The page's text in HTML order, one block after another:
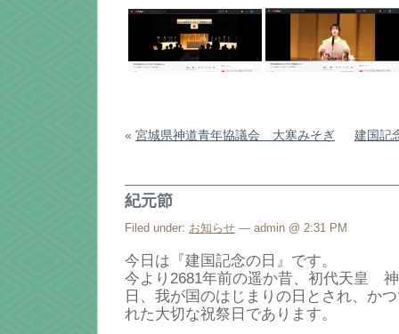
« 宮城県神道青年協議会 大寒みそぎ 建国記
紀元節
Filed under: お知らせ — admin @ 2:31 PM
今日は『建国記念の日』です。
今より2681年前の遥か昔、初代天皇
日、我が国のはじまりの日とされ、か
れた大切な祝祭日であります。